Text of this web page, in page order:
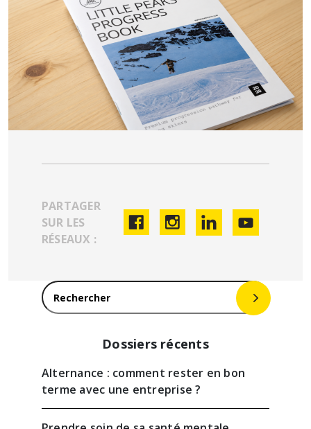
PARTAGER
SUR LES
RÉSEAUX :
Rechercher :
Dossiers récents
Alternance : comment rester en bon
terme avec une entreprise ?